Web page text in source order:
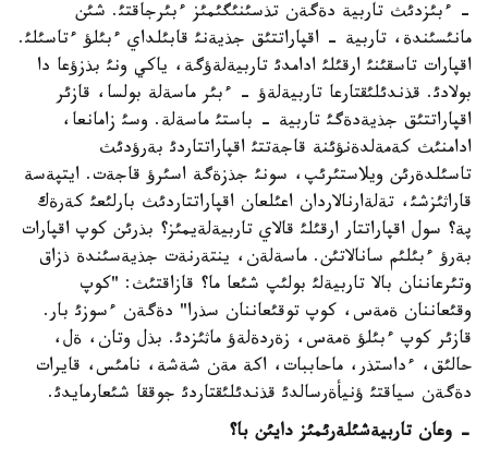
- ءبئزدئث تاربية دةگةن تذسئنئگئمئز ءبئرجاقتئ. شئن
مانئسئندة، تاربية - اقپاراتتئق جذيةنئ قابئلداي ءبئلؤ ءتاسئلئ.
اقپارات تاسقئنئ ارقئلئ ادامدئ تاربيةلةؤگة، ياكي ونئ بذزؤعا دا
بولادئ. قذندئلئقتارعا تاربيةلةؤ - ءبئر ماسةلة بولسا، قازئر
اقپاراتتئق جذيةدةگئ تاربية - باستئ ماسةلة. وسئ زامانعا،
ادامنئث كةمةلدةنؤئنة قاجةتتئ اقپاراتتاردئ بةرؤدئث
تاسئلدةرئن ويلاستئرئپ، سونئ جذزةگة اسئرؤ قاجةت. ايتپةسة
قاراثئزشئ، تةلةارنالاردان اعئلعان اقپاراتتاردئث بارلئعئ كةرةك
پة؟ سول اقپاراتتار ارقئلئ قالاي تاربيةلةيمئز؟ بذرئن كوپ اقپارات
بةرؤ ءبئلئم سانالاتئن. ماسةلةن، ينتةرنةت جذيةسئندة ذزاق
وتئرعاننان بالا تاربيةلئ بولئپ شئعا ما؟ قازاقتئث: "كوپ
وقئعاننان ةمةس، كوپ توقئعاننان سذرا" دةگةن ءسوزئ بار.
قازئر كوپ ءبئلؤ ةمةس، زةردةلةؤ ماثئزدئ. بذل وتان، ةل،
حالئق، ءداستذر، ماحاببات، اكة مةن شةشة، نامئس، قايرات
دةگةن سياقتئ ؤنيأةرسالدئ قذندئلئقتاردئ جوققا شئعارمايدئ.
- وعان تاربيةشئلةرئمئز دايئن با؟